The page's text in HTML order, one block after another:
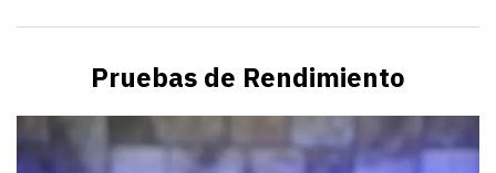
Pruebas de Rendimiento